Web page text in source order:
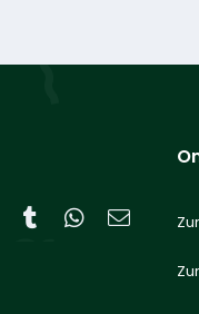
Pinterest
Tumblr WhatsApp
E-Mail